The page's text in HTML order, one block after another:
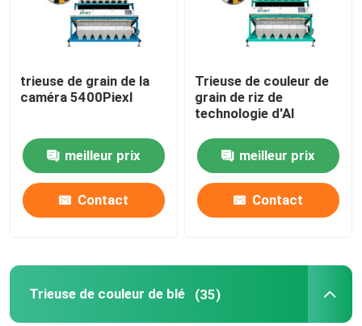
trieuse de grain de la
caméra 5400Piexl
meilleur prix
Contact
Trieuse de couleur de
grain de riz de
technologie d'AI
meilleur prix
Contact
Trieuse de couleur de blé (35)